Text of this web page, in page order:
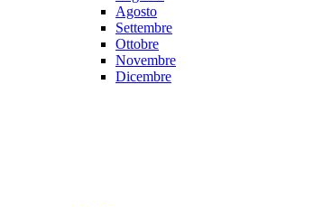
Agosto
Settembre
Ottobre
Novembre
Dicembre